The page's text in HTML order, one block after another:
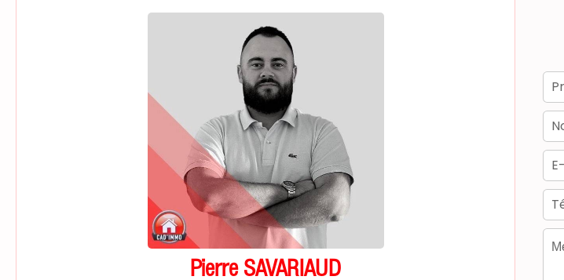
Pierre SAVARIAUD